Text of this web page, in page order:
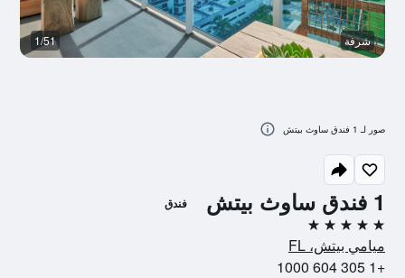
1 فندق ساوث بيتش فندق
5 نجوم
ميامي بيتش، FL
+1 305 604 1000
شرفة 1/51
صور لـ 1 فندق ساوث بيتش